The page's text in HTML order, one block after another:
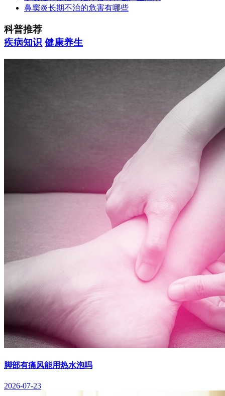
鼻窦炎长期不治的危害有哪些
科普推荐
疾病知识 健康养生
脚部有痛风能用热水泡吗
2026-07-23